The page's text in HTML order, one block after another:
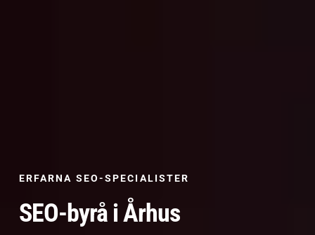
ERFARNA SEO-SPECIALISTER
SEO-byrå i Århus